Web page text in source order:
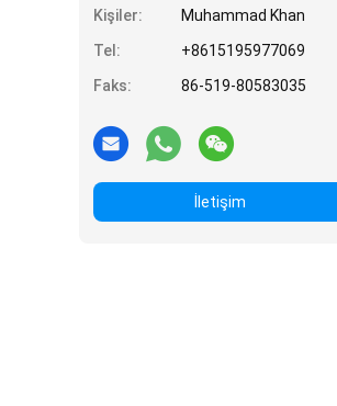
Kişiler:
Muhammad Khan
Tel:
+8615195977069
Faks:
86-519-80583035
İletişim